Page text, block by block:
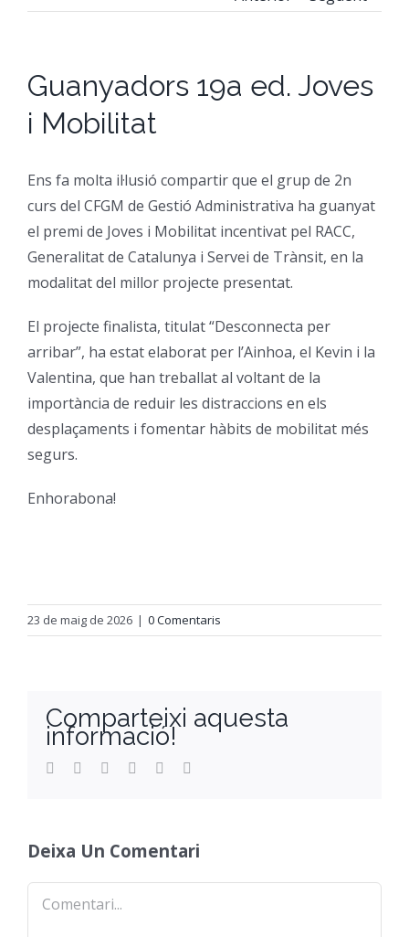
CFGS Comerç
CFGS Sistemes
CFGS Assistència a la
CFGS Gestió de vendes i
CFGS Desenvolupament
CP Operacions auxiliars
Beques
Catàleg de serveis
Certificació d’idiomes
Estada a l’empresa
Mobilitat | Erasmus +
Notícies
On Som
Instal·lacions
Contacte
Guanyadors 19a ed. Joves
i Mobilitat
Ens fa molta il·lusió compartir que el grup de 2n
curs del CFGM de Gestió Administrativa ha guanyat
el premi de Joves i Mobilitat incentivat pel RACC,
Generalitat de Catalunya i Servei de Trànsit, en la
modalitat del millor projecte presentat.
El projecte finalista, titulat “Desconnecta per
arribar”, ha estat elaborat per l’Ainhoa, el Kevin i la
Valentina, que han treballat al voltant de la
importància de reduir les distraccions en els
desplaçaments i fomentar hàbits de mobilitat més
segurs.
Enhorabona!
23 de maig de 2026 | 0 Comentaris
Comparteixi aquesta
informació!
Facebook
TwitterReddit LinkedInWhatsApp
Deixa Un Comentari
Comentari